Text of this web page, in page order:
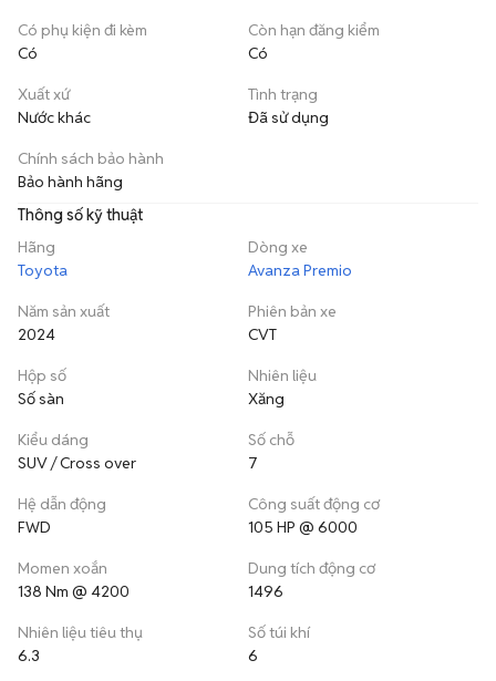
Có phụ kiện đi kèm
Có
Còn hạn đăng kiểm
Có
Xuất xứ
Nước khác
Tình trạng
Đã sử dụng
Chính sách bảo hành
Bảo hành hãng
Thông số kỹ thuật
Hãng
Toyota
Dòng xe
Avanza Premio
Năm sản xuất
2024
Phiên bản xe
CVT
Hộp số
Số sàn
Nhiên liệu
Xăng
Kiểu dáng
SUV / Cross over
Số chỗ
7
Hệ dẫn động
FWD
Công suất động cơ
105 HP @ 6000
Momen xoắn
138 Nm @ 4200
Dung tích động cơ
1496
Nhiên liệu tiêu thụ
6.3
Số túi khí
6